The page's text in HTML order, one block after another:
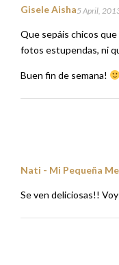
Gisele Aisha5 April,
Que sepáis chicos que
fotos estupendas, ni
Buen fin de semana!
Nati - Mi Pequeña
Se ven deliciosas!!